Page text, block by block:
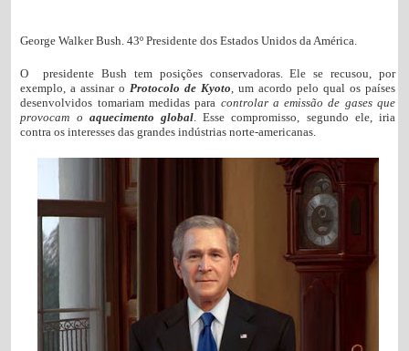
George Walker Bush. 43º Presidente dos Estados Unidos da América.
O presidente Bush tem posições conservadoras. Ele se recusou, por
exemplo, a assinar o Protocolo de Kyoto , um acordo pelo qual os países
desenvolvidos tomariam medidas para controlar a emissão de gases que
provocam o aquecimento global. Esse compromisso, segundo ele, iria
contra os interesses das grandes indústrias norte-americanas.